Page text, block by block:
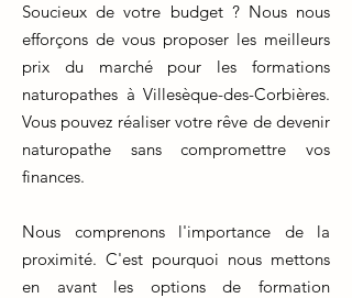
Soucieux de votre budget ? Nous nous
efforçons de vous proposer les meilleurs
prix du marché pour les formations
naturopathes à Villesèque-des-Corbières.
Vous pouvez réaliser votre rêve de devenir
naturopathe sans compromettre vos
finances.
Nous comprenons l'importance de la
proximité. C'est pourquoi nous mettons
en avant les options de formation